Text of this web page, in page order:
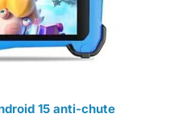
15 anti-chute